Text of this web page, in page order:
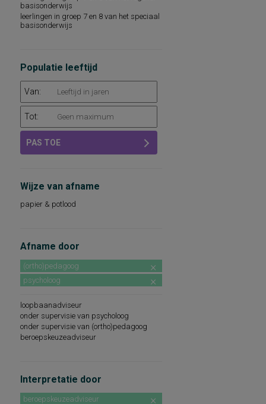
basisonderwijs
leerlingen in groep 7 en 8 van het speciaal
basisonderwijs
Populatie leeftijd
Van:
Tot:
PAS TOE
Wijze van afname
papier & potlood
Afname door
(ortho)pedagoog
psycholoog
loopbaanadviseur
onder supervisie van psycholoog
onder supervisie van (ortho)pedagoog
beroepskeuzeadviseur
Interpretatie door
beroepskeuzeadviseur